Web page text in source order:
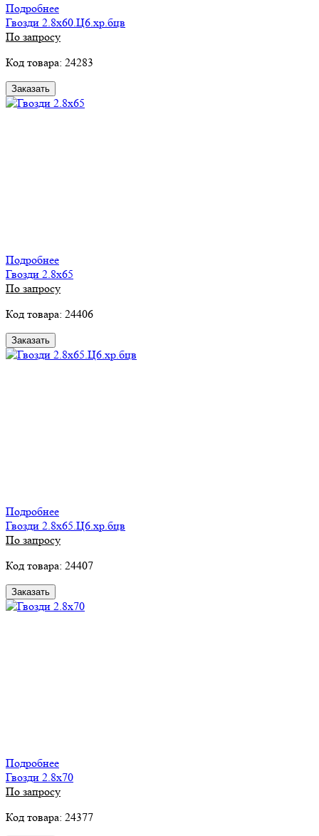
Подробнее
Гвозди 2.8х60.Ц6.хр.бцв
По запросу
Код товара: 24283
Заказать
Подробнее
Гвозди 2.8х65
По запросу
Код товара: 24406
Заказать
Подробнее
Гвозди 2.8х65.Ц6.хр.бцв
По запросу
Код товара: 24407
Заказать
Подробнее
Гвозди 2.8х70
По запросу
Код товара: 24377